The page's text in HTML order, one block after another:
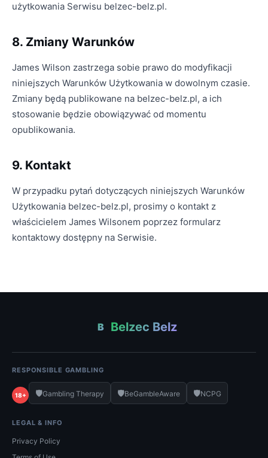
użytkowania Serwisu belzec-belz.pl.
8. Zmiany Warunków
James Wilson zastrzega sobie prawo do modyfikacji
niniejszych Warunków Użytkowania w dowolnym czasie.
Zmiany będą publikowane na belzec-belz.pl, a ich
stosowanie będzie obowiązywać od momentu
opublikowania.
9. Kontakt
W przypadku pytań dotyczących niniejszych Warunków
Użytkowania belzec-belz.pl, prosimy o kontakt z
właścicielem James Wilsonem poprzez formularz
kontaktowy dostępny na Serwisie.
B Belzec Belz
RESPONSIBLE GAMBLING
18+ 🛡️Gambling Therapy 🛡️BeGambleAware 🛡️NCPG
LEGAL & INFO
Privacy Policy